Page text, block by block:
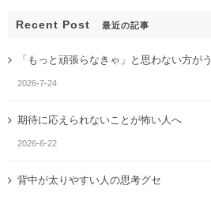
Recent Post 最近の記事
「もっと頑張らなきゃ」と思わない方が
2026-7-24
期待に応えられないことが怖い人へ
2026-6-22
背中が太りやすい人の思考グセ